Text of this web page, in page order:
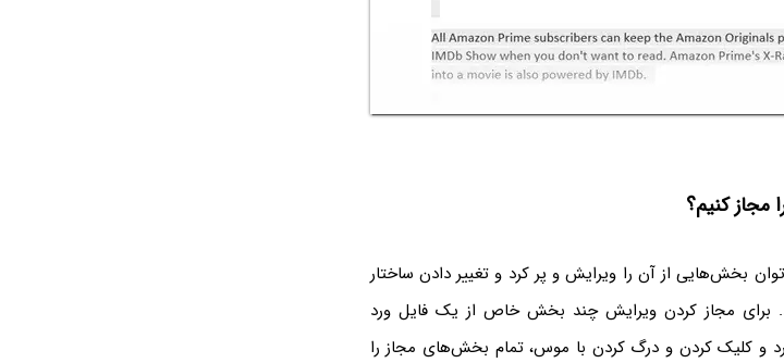
مجاز کنیم؟
بخش‌هایی از آن را ویرایش و پر کرد و تغییر دادن ساختار
برای مجاز کردن ویرایش چند بخش خاص از یک فایل ورد
و کلیک کردن و درگ کردن با موس، تمام بخش‌های مجاز را